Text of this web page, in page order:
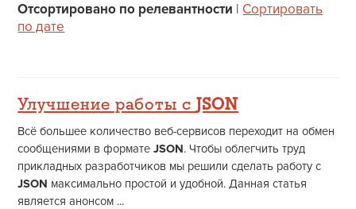
Отсортировано по релевантности | Сортировать
по дате
Улучшение работы с JSON
Всё большее количество веб-сервисов переходит на обмен
сообщениями в форматеJSON. Чтобы облегчить труд
прикладных разработчиков мы решили сделать работу с
JSON максимально простой и удобной. Данная статья
является анонсом ...